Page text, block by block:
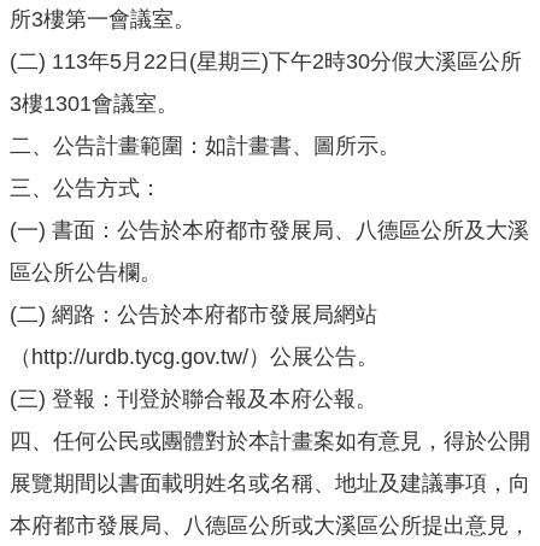
畫
首
頁
網
站
覽
政
信
n
g
所3樓第一會議室。
(二) 113年5月22日(星期三)下午2時30分假大溪區公所
3樓1301會議室。
二、公告計畫範圍：如計畫書、圖所示。
三、公告方式：
(一) 書面：公告於本府都市發展局、八德區公所及大溪
區公所公告欄。
(二) 網路：公告於本府都市發展局網站
（http://urdb.tycg.gov.tw/）公展公告。
(三) 登報：刊登於聯合報及本府公報。
四、任何公民或團體對於本計畫案如有意見，得於公開
展覽期間以書面載明姓名或名稱、地址及建議事項，向
本府都市發展局、八德區公所或大溪區公所提出意見，